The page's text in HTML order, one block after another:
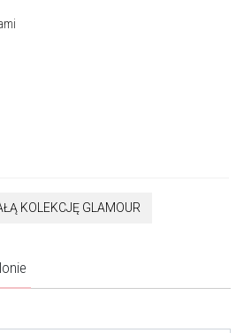
KOLEKCJĘ GLAMOUR